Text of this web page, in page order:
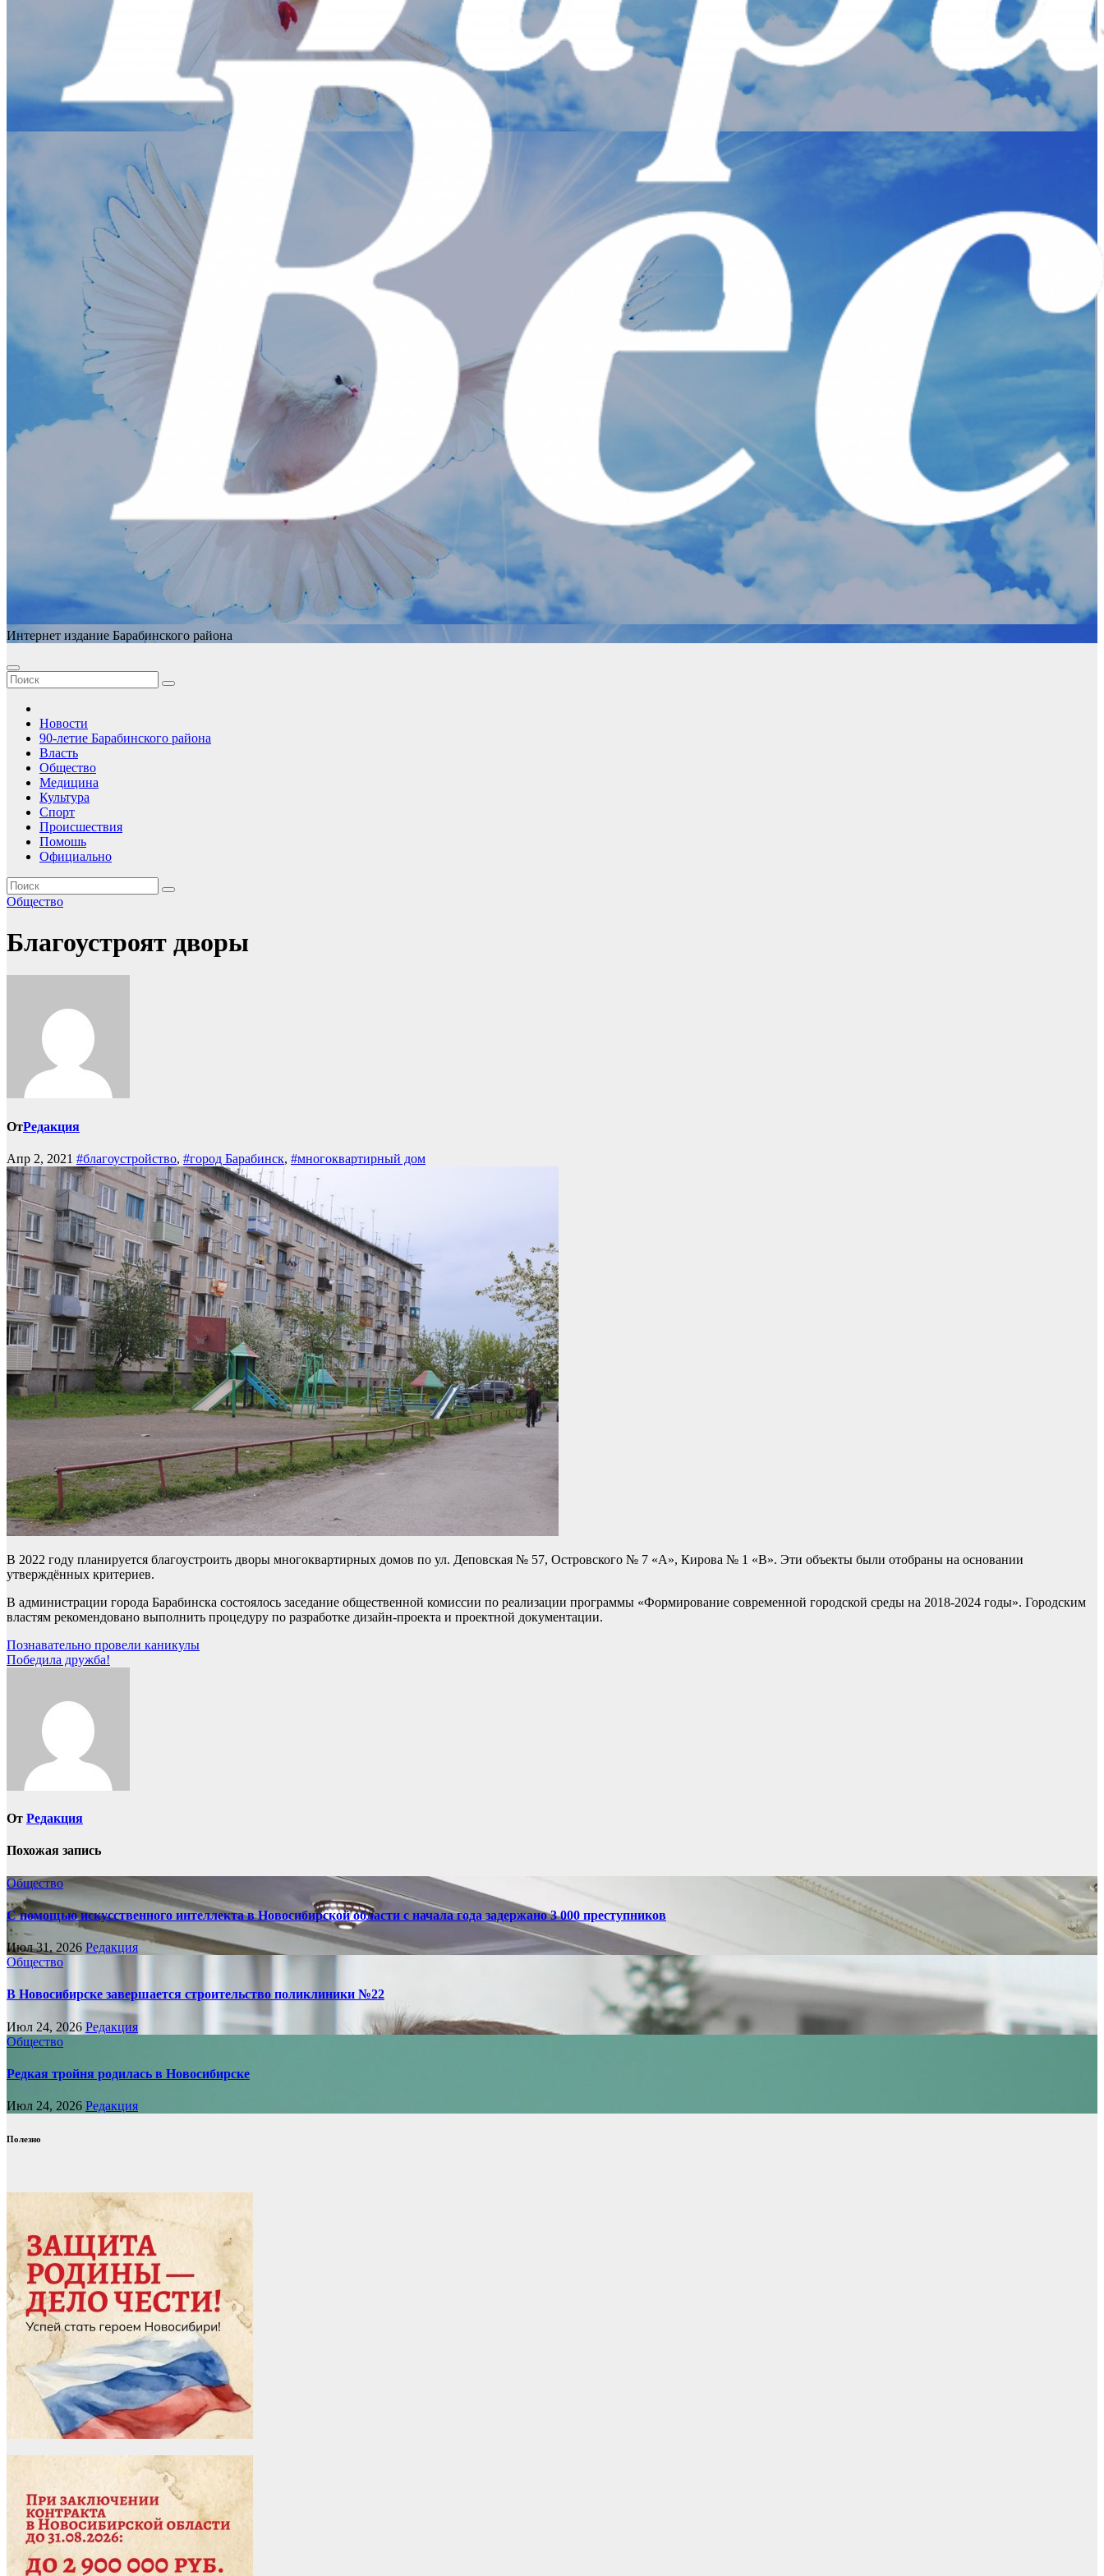
Интернет издание Барабинского района
Новости
90-летие Барабинского района
Власть
Общество
Медицина
Культура
Спорт
Происшествия
Помошь
Официально
Общество
Благоустроят дворы
ОтРедакция
Апр 2, 2021 #благоустройство, #город Барабинск, #многоквартирный дом
В 2022 году планируется благоустроить дворы многоквартирных домов по ул. Деповская № 57, Островского № 7 «А», Кирова № 1 «В». Эти объекты были отобраны на основании
утверждённых критериев.
В администрации города Барабинска состоялось заседание общественной комиссии по реализации программы «Формирование современной городской среды на 2018-2024 годы». Городским
властям рекомендовано выполнить процедуру по разработке дизайн-проекта и проектной документации.
Навигация
по
Познавательно провели каникулы
Победила дружба!
От Редакция
Похожая запись
Общество
С помощью искусственного интеллекта в Новосибирской области с начала года задержано 3 000 преступников
Июл 31, 2026 Редакция
Общество
В Новосибирске завершается строительство поликлиники №22
Июл 24, 2026 Редакция
Общество
Редкая тройня родилась в Новосибирске
Июл 24, 2026 Редакция
Полезно